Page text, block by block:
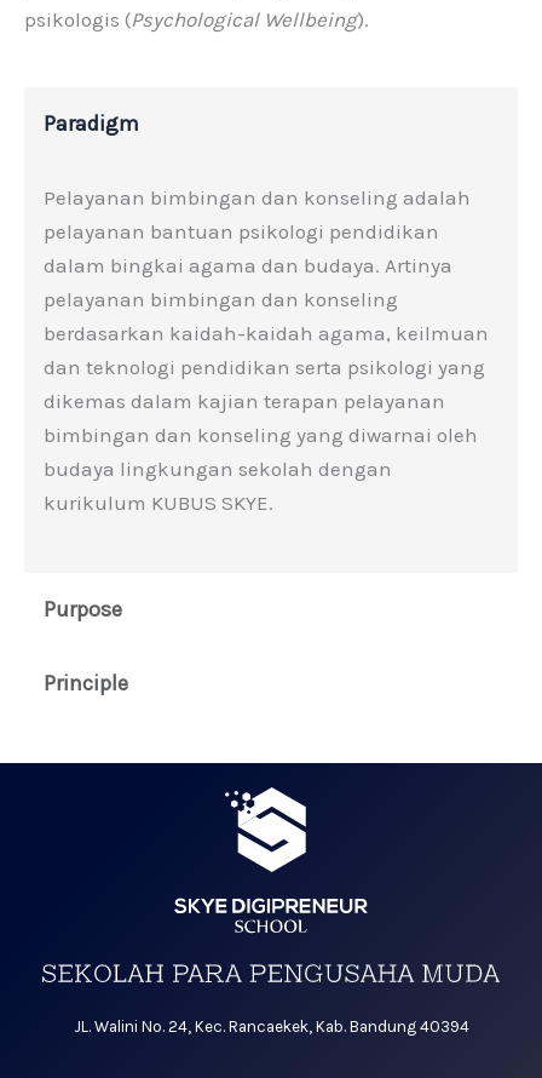
psikologis (Psychological Wellbeing).
Paradigm
Pelayanan bimbingan dan konseling adalah
pelayanan bantuan psikologi pendidikan
dalam bingkai agama dan budaya. Artinya
pelayanan bimbingan dan konseling
berdasarkan kaidah-kaidah agama, keilmuan
dan teknologi pendidikan serta psikologi yang
dikemas dalam kajian terapan pelayanan
bimbingan dan konseling yang diwarnai oleh
budaya lingkungan sekolah dengan
kurikulum KUBUS SKYE.
Purpose
Principle
JL. Walini No. 24, Kec. Rancaekek, Kab. Bandung 40394